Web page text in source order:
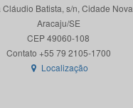
Cláudio Batista, s/n, Cidade Nova
Aracaju/SE
CEP 49060-108
Localização